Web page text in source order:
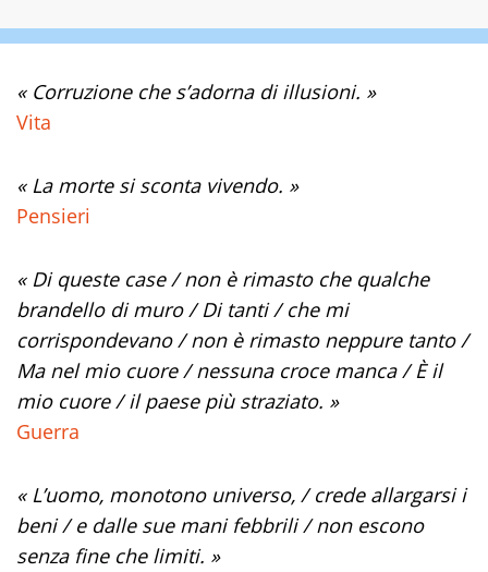
« Corruzione che s’adorna di illusioni. »
Vita
« La morte si sconta vivendo. »
Pensieri
« Di queste case / non è rimasto che qualche
brandello di muro / Di tanti / che mi
corrispondevano / non è rimasto neppure tanto /
Ma nel mio cuore / nessuna croce manca / È il
mio cuore / il paese più straziato. »
Guerra
« L’uomo, monotono universo, / crede allargarsi i
beni / e dalle sue mani febbrili / non escono
senza fine che limiti. »